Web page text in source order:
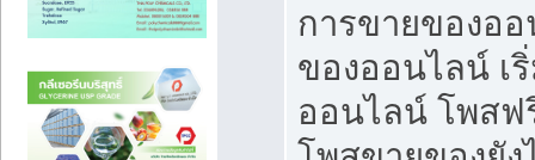
การขายของอ
ของออนไลน์ เ
ออนไลน์ โพส